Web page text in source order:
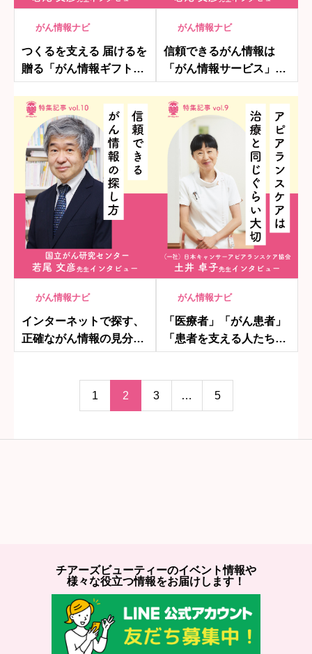
がん情報ナビ
つくるを支える 届けるを
贈る「がん情報ギフト」
プロジェクト
がん情報ナビ
信頼できるがん情報は
「がん情報サービス」、
相談は「がん相談支援セ
ンター」へ！
がん情報ナビ
インターネットで探す、
正確ながん情報の見分け
方
がん情報ナビ
「医療者」「がん患者」
「患者を支える人たち」
をつなぐ架け橋になりた
1
2 3 … 5
チアーズビューティーのイベント情報や
様々な役立つ情報をお届けします！